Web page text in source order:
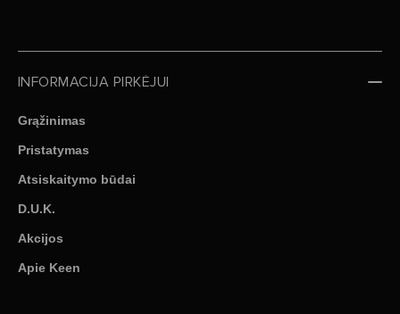
INFORMACIJA PIRKĖJUI
Grąžinimas
Pristatymas
Atsiskaitymo būdai
D.U.K.
Akcijos
Apie Keen